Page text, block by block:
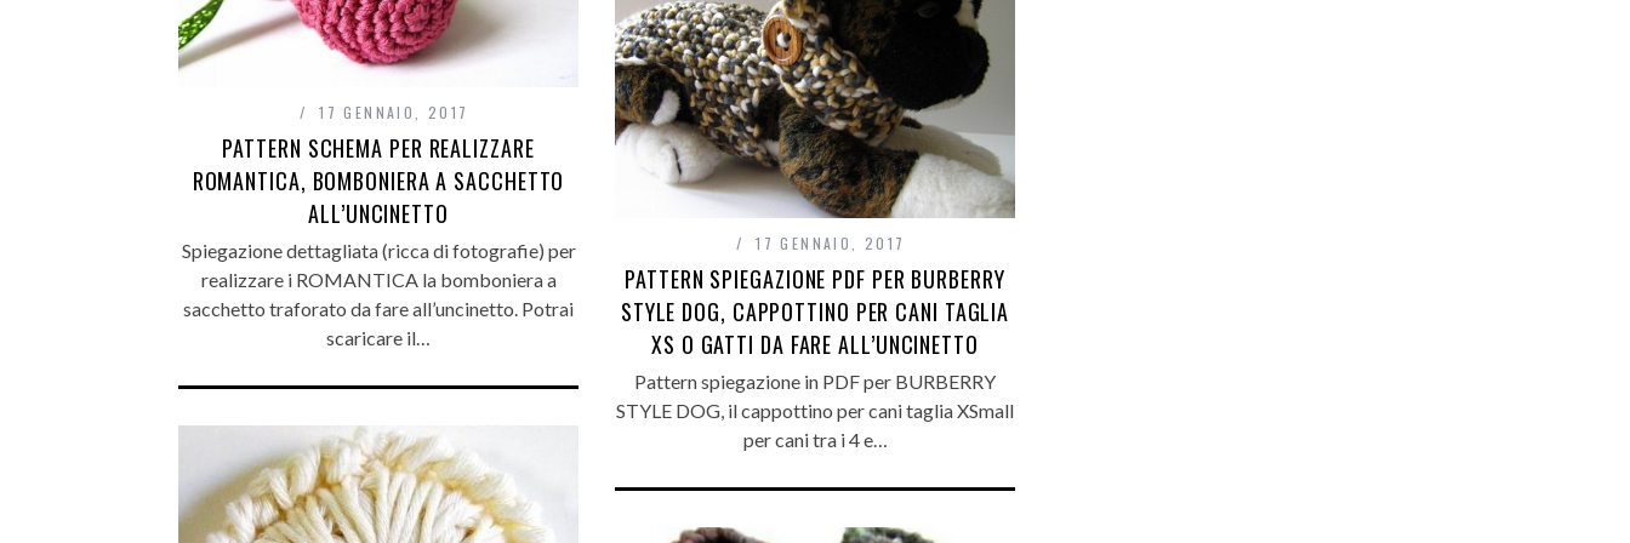
17 GENNAIO, 2017
PATTERN SCHEMA PER REALIZZARE
ROMANTICA, BOMBONIERA A SACCHETTO
ALL’UNCINETTO
Spiegazione dettagliata (ricca di fotografie) per
realizzare i ROMANTICA la bomboniera a
sacchetto traforato da fare all’uncinetto. Potrai
scaricare il…
17 GENNAIO, 2017
PATTERN SPIEGAZIONE PDF PER BURBERRY
STYLE DOG, CAPPOTTINO PER CANI TAGLIA
XS O GATTI DA FARE ALL’UNCINETTO
Pattern spiegazione in PDF per BURBERRY
STYLE DOG, il cappottino per cani taglia XSmall
per cani tra i 4 e…